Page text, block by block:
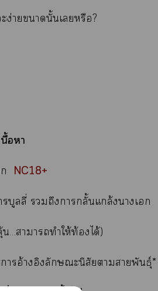
ง่ายานั้นเหรือ?
อา
NC18+
บูลลี่ ถึงาลั้นแกล้งาเ
…าาทำให้ท้องได้)
าอ้างอิงลักษณะนิสัยาาพันธุ์*